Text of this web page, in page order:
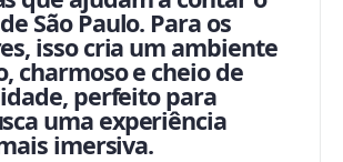
São Paulo. Para os
isso cria um ambiente
charmoso e cheio de
perfeito para
uma experiência
imersiva.